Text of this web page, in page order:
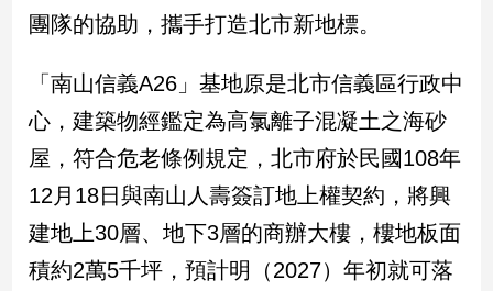
品
點
民
調
國
會
點
團隊的協助，攜手打造北市新地標。
「南山信義A26」基地原是北市信義區行政中
心，建築物經鑑定為高氯離子混凝土之海砂
屋，符合危老條例規定，北市府於民國108年
12月18日與南山人壽簽訂地上權契約，將興
建地上30層、地下3層的商辦大樓，樓地板面
積約2萬5千坪，預計明（2027）年初就可落